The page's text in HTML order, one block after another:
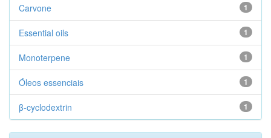
1
Carvone
1
Essential oils
1
Monoterpene
1
Óleos essenciais
1
β-cyclodextrin